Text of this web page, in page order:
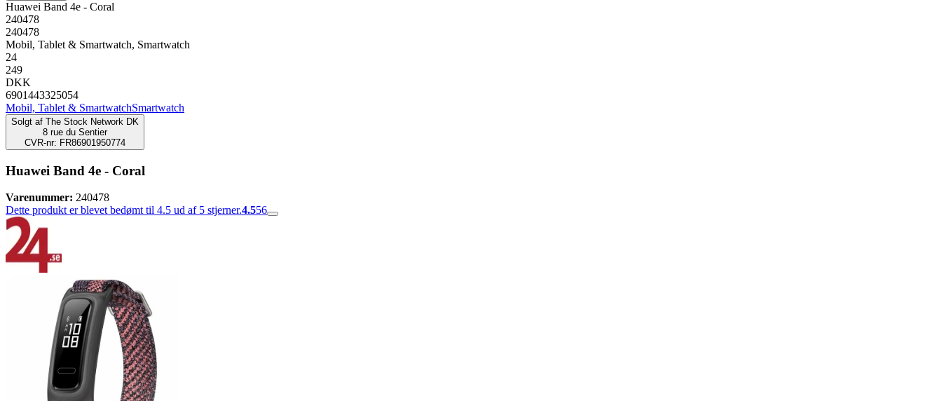
Huawei Band 4e - Coral
240478
240478
Mobil, Tablet & Smartwatch, Smartwatch
24
249
DKK
6901443325054
Mobil, Tablet & SmartwatchSmartwatch
Solgt af The Stock Network DK
8 rue du Sentier
CVR-nr: FR86901950774
Huawei Band 4e - Coral
Varenummer: 240478
Dette produkt er blevet bedømt til 4.5 ud af 5 stjerner.4.556